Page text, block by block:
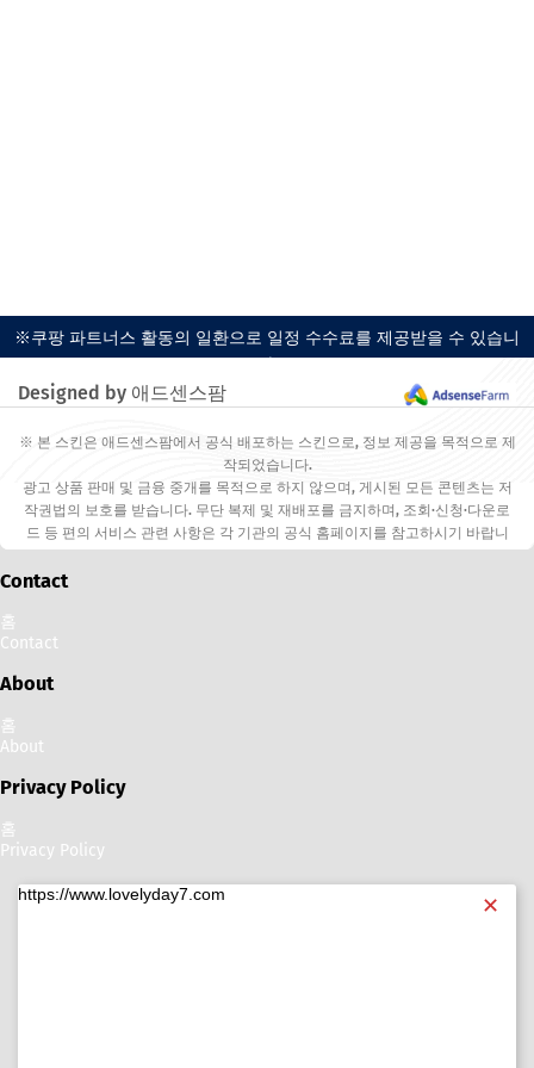
※쿠팡 파트너스 활동의 일환으로 일정 수수료를 제공받을 수 있습니
다.
Designed by 애드센스팜
※ 본 스킨은 애드센스팜에서 공식 배포하는 스킨으로, 정보 제공을 목적으로 제
작되었습니다.
광고 상품 판매 및 금융 중개를 목적으로 하지 않으며, 게시된 모든 콘텐츠는 저
작권법의 보호를 받습니다. 무단 복제 및 재배포를 금지하며, 조회·신청·다운로
드 등 편의 서비스 관련 사항은 각 기관의 공식 홈페이지를 참고하시기 바랍니
Contact
홈
Contact
About
홈
About
Privacy Policy
홈
Privacy Policy
✕
https://www.lovelyday7.com